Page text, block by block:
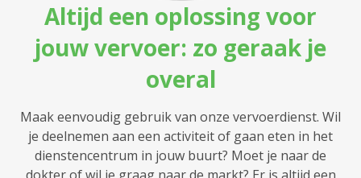
Altijd een oplossing voor
jouw vervoer: zo geraak je
overal
Maak eenvoudig gebruik van onze vervoerdienst. Wil
je deelnemen aan een activiteit of gaan eten in het
dienstencentrum in jouw buurt? Moet je naar de